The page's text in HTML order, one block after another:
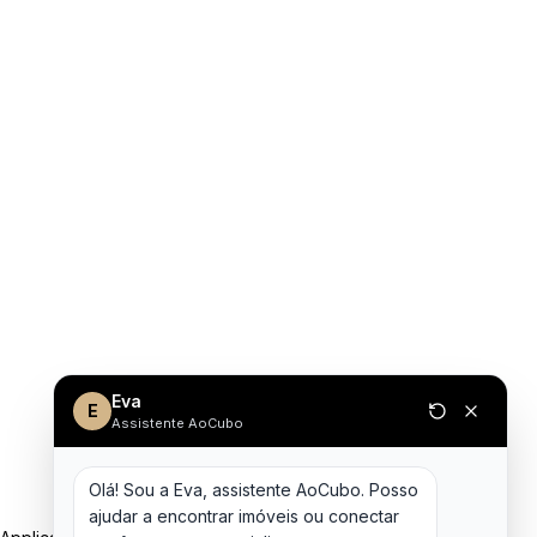
E Eva
Assistente AoCubo
Olá! Sou a Eva, assistente AoCubo. Posso
ajudar a encontrar imóveis ou conectar